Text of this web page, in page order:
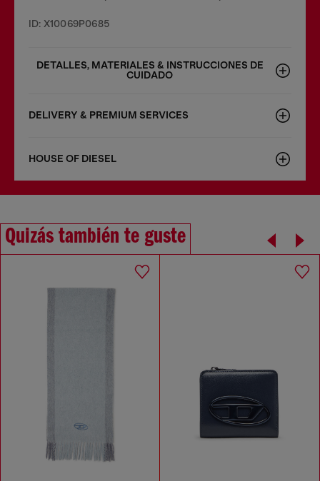
ID: X10069P0685
DETALLES, MATERIALES & INSTRUCCIONES DE
CUIDADO
DELIVERY & PREMIUM SERVICES
HOUSE OF DIESEL
Quizás también te guste